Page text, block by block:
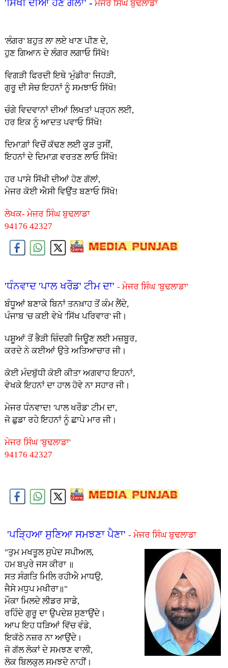
'ਸਿੱਖੀ ਦੀਆਂ ਹੋਣ ਗੱਲਾਂ' - ਮੇਜਰ ਸਿੰਘ ਬੁਢਲਾਡਾ
'ਲੰਗਰ' ਬਹੁਤ ਲਾ ਲ‌ਏ ਖਾਣ ਪੀਣ ਦੇ,
ਹੁਣ ਗਿਆਨ ਦੇ ਲੰਗਰ ਲਗਾਓ ਸਿੱਖੋ!
ਵਿਗੜੀ ਫਿਰਦੀ ਇਥੇ 'ਮੁੰਡੀਰ' ਜਿਹੜੀ,
ਗੁਰੂ ਦੀ ਸੋਚ ਇਹਨਾਂ ਨੂੰ ਸਮਝਾਓ ਸਿੱਖੋ!
ਚੰਗੇ ਵਿਦਵਾਨਾਂ ਦੀਆਂ ਲਿਖਤਾਂ ਪੜ੍ਹਨ ਲਈ,
ਹਰ ਇਕ ਨੂੰ ਆਦਤ ਪਵਾਓ ਸਿੱਖੋ!
ਦਿਮਾਗ਼ਾਂ ਵਿਚੋਂ ਕੱਢਣ ਲਈ ਕੂੜ ਤੁਸੀਂ,
ਇਹਨਾਂ ਦੇ ਦਿਮਾਗ਼ ਵਰਤਣ ਲਾਓ ਸਿੱਖੋ!
ਹਰ ਪਾਸੇ ਸਿੱਖੀ ਦੀਆਂ ਹੋਣ ਗੱਲਾਂ,
ਮੇਜਰ ਕੋਈ ਐਸੀ ਵਿਉਂਤ ਬਣਾਓ ਸਿੱਖੋ!
ਲੇਖਕ- ਮੇਜਰ ਸਿੰਘ ਬੁਢਲਾਡਾ
94176 42327
'ਧੰਨਵਾਦ 'ਪਾਲ ਖਰੌਡ' ਟੀਮ ਦਾ' - ਮੇਜਰ ਸਿੰਘ 'ਬੁਢਲਾਡਾ'
ਬੰਧੂਆਂ ਬਣਾਕੇ ਬਿਨਾਂ ਤਨਖ਼ਾਹ ਤੋਂ ਕੰਮ ਲੈਂਦੇ,
ਪੰਜਾਬ 'ਚ ਕ‌ਈ ਵੇਖੇ 'ਸਿੱਖ ਪਰਿਵਾਰ' ਜੀ।
ਪਸ਼ੂਆਂ ਤੋਂ ਭੈੜੀ ਜ਼ਿੰਦਗੀ ਜਿਊਣ ਲਈ ਮਜ਼ਬੂਰ,
ਕਰਦੇ ਨੇ ਕ‌ਈਆਂ ਉਤੇ ਅਤਿਆਚਾਰ ਜੀ।
ਕੋਈ ਮੰਦਬੁੱਧੀ ਕੋਈ ਕੀਤਾ ਅਗਵਾਹ ਇਹਨਾਂ,
ਵੇਖਕੇ ਇਹਨਾਂ ਦਾ ਹਾਲ ਹੋਵੇ ਨਾ ਸਹਾਰ ਜੀ।
ਮੇਜਰ ਧੰਨਵਾਦ! 'ਪਾਲ ਖਰੌਡ' ਟੀਮ ਦਾ,
ਜੋ ਛੁਡਾ ਰਹੇ ਇਹਨਾਂ ਨੂੰ ਛਾਪੇ ਮਾਰ ਜੀ।
ਮੇਜਰ ਸਿੰਘ 'ਬੁਢਲਾਡਾ'
94176 42327
'ਪੜ੍ਹਿਆ ਸੁਣਿਆ ਸਮਝਣਾ ਪੈਣਾ' - ਮੇਜਰ ਸਿੰਘ ਬੁਢਲਾਡਾ
"ਤੁਮ ਮਖਤੂਲ ਸੁਪੇਦ ਸਪੀਅਲ,
ਹਮ ਬਪੁਰੇ ਜਸ ਕੀਰਾ ॥
ਸਤ ਸੰਗਤਿ ਮਿਲਿ ਰਹੀਐ ਮਾਧਉ,
ਜੈਸੇ ਮਧੁਪ ਮਖੀਰਾ॥"
ਮੌਕਾ ਮਿਲਦੇ ਲੀਡਰ ਸਾਡੇ,
ਰਹਿੰਦੇ ਗੁਰੂ ਦਾ ਉਪਦੇਸ਼ ਸੁਣਾਉਂਦੇ।
ਆਪ ਇਹ ਧੜਿਆਂ ਵਿੱਚ ਵੰਡੇ,
ਇਕੱਠੇ ਨਜ਼ਰ ਨਾ ਆਉਂਦੇ।
ਜੋ ਗੱਲ ਲੋਕਾਂ ਦੇ ਸਮਝਣ ਵਾਲੀ,
ਲੋਕ ਬਿਲਕੁਲ ਸਮਝਦੇ ਨਾਹੀਂ।